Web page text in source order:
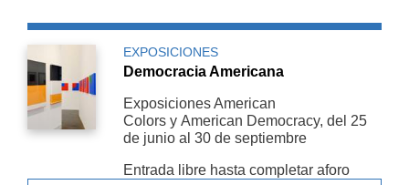
EXPOSICIONES
Democracia Americana
Exposiciones American
Colors y American De­mocracy, del 25
de junio al 30 de septiembre
Entrada libre hasta completar aforo